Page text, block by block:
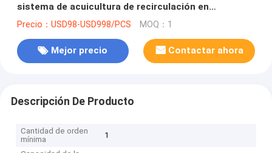
sistema de acuicultura de recirculación en
interiores crianza de cangrejos cajas de cangrejo
Precio：USD98-USD998/PCS MOQ：1
Mejor precio Contactar ahora
Descripción De Producto
Cantidad de orden
mínima
1